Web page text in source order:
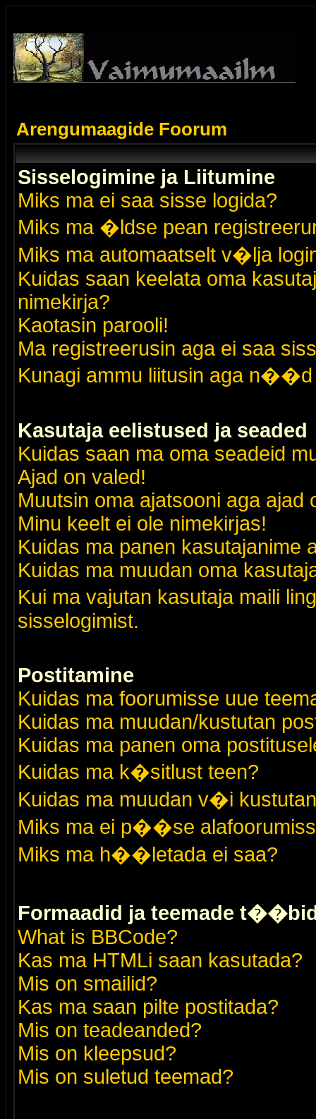
Arengumaagide Foorum
Sisselogimine ja Liitumine
Miks ma ei saa sisse logida?
Miks ma �ldse pean
Miks ma automaatselt v�lja
Kuidas saan keelata oma
nimekirja?
Kaotasin parooli!
Ma registreerusin aga ei saa
Kunagi ammu liitusin aga n��d
Kasutaja eelistused ja seaded
Kuidas saan ma oma seadeid
Ajad on valed!
Muutsin oma ajatsooni aga ajad
Minu keelt ei ole nimekirjas!
Kuidas ma panen kasutajanime
Kuidas ma muudan oma
Kui ma vajutan kasutaja maili
sisselogimist.
Postitamine
Kuidas ma foorumisse uue
Kuidas ma muudan/kustutan
Kuidas ma panen oma
Kuidas ma k�sitlust teen?
Kuidas ma muudan v�i
Miks ma ei p��se
Miks ma h��letada ei saa?
Formaadid ja teemade
What is BBCode?
Kas ma HTMLi saan kasutada?
Mis on smailid?
Kas ma saan pilte postitada?
Mis on teadeanded?
Mis on kleepsud?
Mis on suletud teemad?